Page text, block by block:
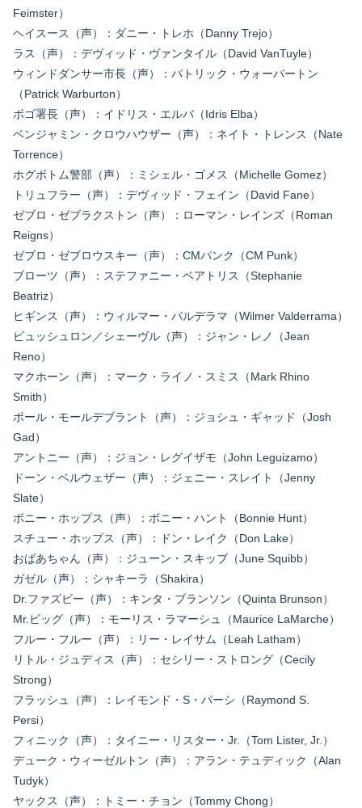
Feimster）
ヘイスース（声）：ダニー・トレホ（Danny Trejo）
ラス（声）：デヴィッド・ヴァンタイル（David VanTuyle）
ウィンドダンサー市長（声）：パトリック・ウォーバートン
（Patrick Warburton）
ボゴ署長（声）：イドリス・エルバ（Idris Elba）
ベンジャミン・クロウハウザー（声）：ネイト・トレンス（Nate
Torrence）
ホグボトム警部（声）：ミシェル・ゴメス（Michelle Gomez）
トリュフラー（声）：デヴィッド・フェイン（David Fane）
ゼブロ・ゼブラクストン（声）：ローマン・レインズ（Roman
Reigns）
ゼブロ・ゼブロウスキー（声）：CMパンク（CM Punk）
ブローツ（声）：ステファニー・ベアトリス（Stephanie
Beatriz）
ヒギンス（声）：ウィルマー・バルデラマ（Wilmer Valderrama）
ビュッシュロン／シェーヴル（声）：ジャン・レノ（Jean
Reno）
マクホーン（声）：マーク・ライノ・スミス（Mark Rhino
Smith）
ポール・モールデブラント（声）：ジョシュ・ギャッド（Josh
Gad）
アントニー（声）：ジョン・レグイザモ（John Leguizamo）
ドーン・ベルウェザー（声）：ジェニー・スレイト（Jenny
Slate）
ボニー・ホップス（声）：ボニー・ハント（Bonnie Hunt）
スチュー・ホップス（声）：ドン・レイク（Don Lake）
おばあちゃん（声）：ジューン・スキッブ（June Squibb）
ガゼル（声）：シャキーラ（Shakira）
Dr.ファズビー（声）：キンタ・ブランソン（Quinta Brunson）
Mr.ビッグ（声）：モーリス・ラマーシュ（Maurice LaMarche）
フルー・フルー（声）：リー・レイサム（Leah Latham）
リトル・ジュディス（声）：セシリー・ストロング（Cecily
Strong）
フラッシュ（声）：レイモンド・S・パーシ（Raymond S.
Persi）
フィニック（声）：タイニー・リスター・Jr.（Tom Lister, Jr.）
デューク・ウィーゼルトン（声）：アラン・テュディック（Alan
Tudyk）
ヤックス（声）：トミー・チョン（Tommy Chong）